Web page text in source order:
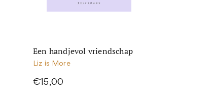
Een handjevol vriendschap
Liz is More
€15,00